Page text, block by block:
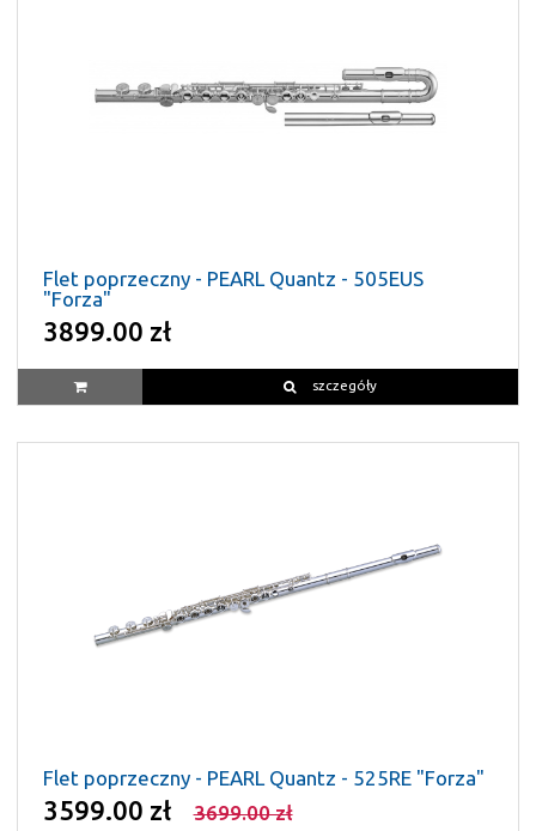
Flet poprzeczny - PEARL Quantz - 505EUS
"Forza"
3899.00 zł
szczegóły
Flet poprzeczny - PEARL Quantz - 525RE "Forza"
3599.00 zł 3699.00 zł